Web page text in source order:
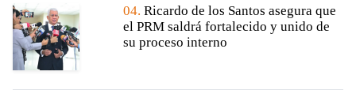
04. Ricardo de los Santos asegura que
el PRM saldrá fortalecido y unido de
su proceso interno